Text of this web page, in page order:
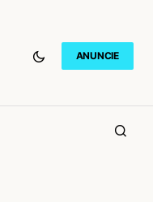
ANUNCIE